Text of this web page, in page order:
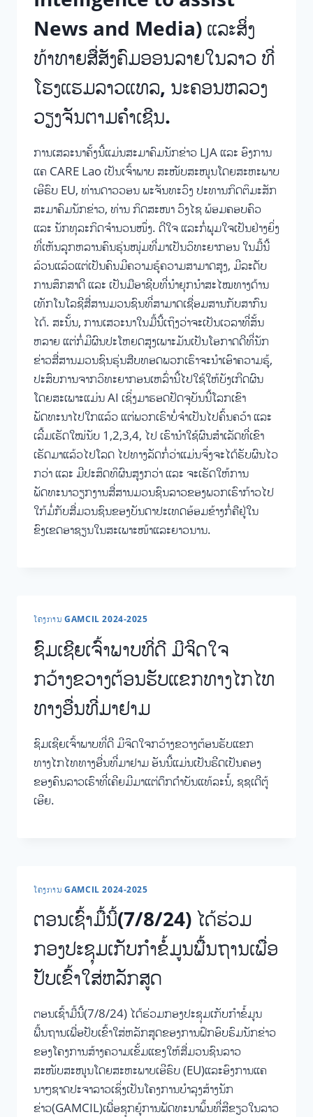
News and Media) ແລະສິ່ງ
ທ້າທາຍສື່ສັງຄົມອອນລາຍໃນລາວ ທີ່
ໂຮງແຮມລາວແທລ, ນະຄອນຫລວງ
ວຽງຈັນຕາມຄໍາເຊີນ.
ການເສລະນາຄັ້ງນີ້ແມ່ນສະມາຄົມນັກຂ່າວ LJA ແລະ ອົງການ
ແຄ CARE Lao ເປັນເຈົ້າພາບ ສະໜັບສະໜູນໂດຍສະຫະພາບ
ເອີຣົບ EU, ທ່ານດາວວອນ ພະຈັນທະວົງ ປະທານກິດຕິມະສັກ
ສະມາຄົມນັກຂ່າວ, ທ່ານ ກິດສະໜາ ວົງໄຊ ພ້ອມຄອບຄົວ
ແລະ ນັກທຸລະກິດຈຳນວນໜຶ່ງ. ດີໃຈ ແລະກໍ່ພູມໃຈເປັນຢ່າງຍິ່ງ
ທີ່ເຫັນລູກຫລານຄົນຮຸ່ນໜຸ່ມທີ່ມາເປັນວິທະຍາກອນ ໃນມື້ນີ້
ລ້ວນແລ້ວແຕ່ເປັນຄົນມີຄວາມຮູ້ຄວາມສາມາດສູງ, ມີລະດັບ
ການສຶກສາດີ ແລະ ເປັນມືອາຊີບທີ່ນໍາຍຸກນໍາສະໄໝທາງດ້ານ
ເທັກໂນໂລຊີສື່ສານມວນຊົນທີ່ສາມາດເຊື່ອມສານກັບສາກົນ
ໄດ້. ສະນັ້ນ, ການເສວະນາໃນມື້ນີ້ເຖິງວ່າຈະເປັນເວລາທີ່ສັ້ນ
ຫລາຍ ແຕ່ກໍ່ມີຜົນປະໂຫຍດສູງເພາະມັນເປັນໂອກາດດີທີ່ນັກ
ຂ່າວສື່ສານມວນຊົນຮຸ່ນສືບທອດພວກເຮົາຈະນໍາເອົາຄວາມຮູ້,
ປະສົບການຈາກວິທະຍາກອນເຫລົ່ານີ້ໄປໃຊ້ໃຫ້ບັງເກີດຜົນ
ໂດຍສະເພາະແມ່ນ AI ເຊິ່ງມາຮອດປັດຈຸບັນນີ້ໂລກເຂົາ
ພັດທະນາໄປໃກແລ້ວ ແຕ່ພວກເຮົາບໍ່ຈໍາເປັນໄປຄົ້ນຄວ້າ ແລະ
ເລີ້ມເຮັດໃໝ່ນັບ 1,2,3,4, ໄປ ເຮົານໍາໃຊ້ຜົນສຳເລັດທີ່ເຂົາ
ເຮັດມາແລ້ວໄປໂລດ ໄປທາງລັດກໍ່ວ່າແມ່ນຈຶ່ງຈະໄດ້ຮັບຜົນໄວ
ກວ່າ ແລະ ມີປະສິດທິຜົນສູງກວ່າ ແລະ ຈະເຮັດໃຫ້ການ
ພັດທະນາວຽກງານສື່ສານມວນຊົນລາວຂອງພວກເຮົາກ້າວໄປ
ໃກ້ມໍ່ກັບສື່ມວນຊົນຂອງບັນດາປະເທດອ້ອມຂ້າງກໍ່ຄືຢູ່ໃນ
ຂົງເຂດອາຊຽນໃນສະເພາະໜ້າແລະຍາວນານ.
ໂຄງການ GAMCIL 2024-2025
ຊົມເຊີຍເຈົ້າພາບທີ່ດີ ມີຈິດໃຈ
ກວ້າງຂວາງຕ້ອນຮັບແຂກທາງໄກໄທ
ທາງອື່ນທີ່ມາຢາມ
ຊົມເຊີຍເຈົ້າພາບທີ່ດີ ມີຈິດໃຈກວ້າງຂວາງຕ້ອນຮັບແຂກ
ທາງໄກໄທທາງອື່ນທີ່ມາຢາມ ອັນນີ້ແມ່ນເປັນຮີດເປັນຄອງ
ຂອງຄົນລາວເຮົາທີ່ເຄີຍມີມາແຕ່ດຶກດຳບັນແທ້ລະນໍ້, ຊຊເດີຕູ້
ເອີຍ.
ໂຄງການ GAMCIL 2024-2025
ຕອນເຊົ້າມື້ນີ້(7/8/24) ໄດ້ຮ່ວມ
ກອງປະຊຸມເກັບກໍາຂໍ້ມູນພື້ນຖານເພື່ອ
ປັບເຂົ້າໃສ່ຫລັກສູດ
ຕອນເຊົ້າມື້ນີ້(7/8/24) ໄດ້ຮ່ວມກອງປະຊຸມເກັບກໍາຂໍ້ມູນ
ພື້ນຖານເພື່ອປັບເຂົ້າໃສ່ຫລັກສູດຂອງການຝຶກອົບຮົມນັກຂ່າວ
ຂອງໂຄງການສ້າງຄວາມເຂັ້ມແຂງໃຫ້ສື່ມວນຊົນລາວ
ສະໜັບສະໜູນໂດຍສະຫະພາບເອີຣົບ (EU)ແລະອົງການແຄ
ນາໆຊາດປະຈາລາວເຊິ່ງເປັນໂຄງການບໍາລຸງສ້າງນັກ
ຂ່າວ(GAMCIL)ເພື່ອຊຸກຍູ້ການພັດທະນາພ່ິ້ນທີ່ສີຂຽວໃນລາວ